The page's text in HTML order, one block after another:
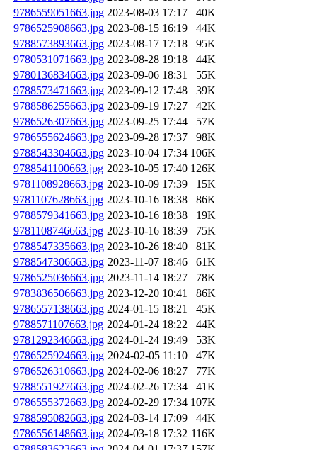
9786559051663.jpg 2023-08-03 17:17
40K
9786525908663.jpg 2023-08-15 16:19
44K
9788573893663.jpg 2023-08-17 17:18
95K
9780531071663.jpg 2023-08-28 19:18
44K
9780136834663.jpg 2023-09-06 18:31
55K
9788573471663.jpg 2023-09-12 17:48
39K
9788586255663.jpg 2023-09-19 17:27
42K
9786526307663.jpg 2023-09-25 17:44
57K
9786555624663.jpg 2023-09-28 17:37
98K
9788543304663.jpg 2023-10-04 17:34 106K
9788541100663.jpg 2023-10-05 17:40 126K
9781108928663.jpg 2023-10-09 17:39
15K
9781107628663.jpg 2023-10-16 18:38
86K
9788579341663.jpg 2023-10-16 18:38
19K
9781108746663.jpg 2023-10-16 18:39
75K
9788547335663.jpg 2023-10-26 18:40
81K
9788547306663.jpg 2023-11-07 18:46
61K
9786525036663.jpg 2023-11-14 18:27
78K
9783836506663.jpg 2023-12-20 10:41
86K
9786557138663.jpg 2024-01-15 18:21
45K
9788571107663.jpg 2024-01-24 18:22
44K
9781292346663.jpg 2024-01-24 19:49
53K
9786525924663.jpg 2024-02-05 11:10
47K
9786526310663.jpg 2024-02-06 18:27
77K
9788551927663.jpg 2024-02-26 17:34
41K
9786555372663.jpg 2024-02-29 17:34 107K
9788595082663.jpg 2024-03-14 17:09
44K
9786556148663.jpg 2024-03-18 17:32 116K